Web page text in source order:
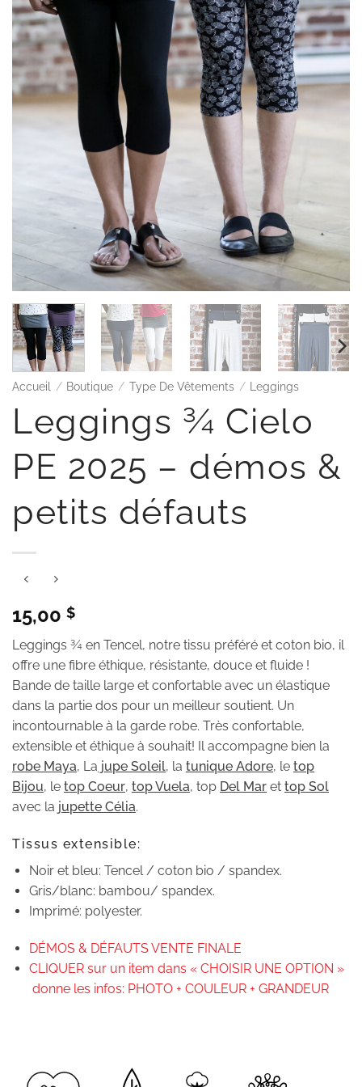
Accueil / Boutique / Type De Vêtements / Leggings
Leggings ¾ Cielo
PE 2025 – démos &
petits défauts
15,00 $
Leggings ¾ en Tencel, notre tissu préféré et coton bio, il
offre une fibre éthique, résistante, douce et fluide !
Bande de taille large et confortable avec un élastique
dans la partie dos pour un meilleur soutient. Un
incontournable à la garde robe. Très confortable,
extensible et éthique à souhait! Il accompagne bien la
robe Maya, La jupe Soleil, la tunique Adore, le top
Bijou, le top Coeur, top Vuela, top Del Mar et top Sol
avec la jupette Célia.
Tissus extensible:
Noir et bleu: Tencel / coton bio / spandex.
Gris/blanc: bambou/ spandex.
Imprimé: polyester.
DÉMOS & DÉFAUTS VENTE FINALE
CLIQUER sur un item dans « CHOISIR UNE OPTION »
donne les infos: PHOTO + COULEUR + GRANDEUR